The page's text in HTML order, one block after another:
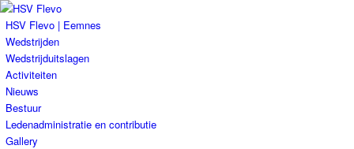
HSV Flevo | Eemnes
Wedstrijden
Wedstrijduitslagen
Activiteiten
Nieuws
Bestuur
Ledenadministratie en contributie
Gallery